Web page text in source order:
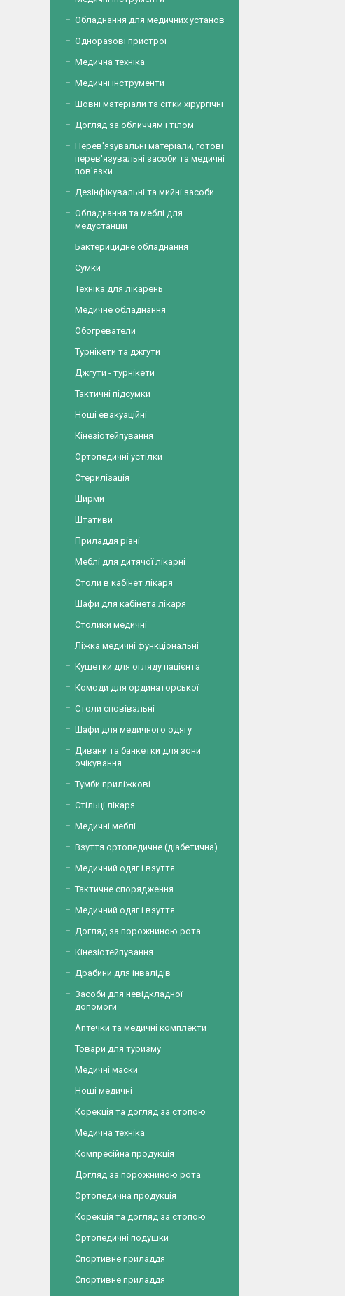
Обладнання для медичних установ
Одноразові пристрої
Медична техніка
Медичні інструменти
Шовні матеріали та сітки хірургічні
Догляд за обличчям і тілом
Перев'язувальні матеріали, готові
перев'язувальні засоби та медичні
пов'язки
Дезінфікувальні та мийні засоби
Обладнання та меблі для
медустанцій
Бактерицидне обладнання
Сумки
Техніка для лікарень
Медичне обладнання
Обогреватели
Турнікети та джгути
Джгути - турнікети
Тактичні підсумки
Ноші евакуаційні
Кінезіотейпування
Ортопедичні устілки
Стерилізація
Ширми
Штативи
Приладдя різні
Меблі для дитячої лікарні
Столи в кабінет лікаря
Шафи для кабінета лікаря
Столики медичні
Ліжка медичні функціональні
Кушетки для огляду пацієнта
Комоди для ординаторської
Столи сповівальні
Шафи для медичного одягу
Дивани та банкетки для зони
очікування
Тумби приліжкові
Стільці лікаря
Медичні меблі
Взуття ортопедичне (діабетична)
Медичний одяг і взуття
Тактичне спорядження
Медичний одяг і взуття
Догляд за порожниною рота
Кінезіотейпування
Драбини для інвалідів
Засоби для невідкладної
допомоги
Аптечки та медичні комплекти
Товари для туризму
Медичні маски
Ноші медичні
Корекція та догляд за стопою
Медична техніка
Компресійна продукція
Догляд за порожниною рота
Ортопедична продукція
Корекція та догляд за стопою
Ортопедичні подушки
Спортивне приладдя
Спортивне приладдя